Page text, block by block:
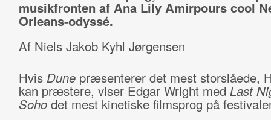
musikfronten af Ana Lily Amirpours cool
Orleans-odyssé.
Af Niels Jakob Kyhl Jørgensen
Hvis Dunepræsenterer det mest storslåede,
kan præstere, viser Edgar Wright med Last
Sohodet mest kinetiske filmsprog på